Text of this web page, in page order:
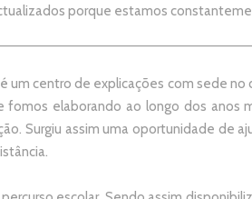
porque estamos
um centro de explicações com sede
elaborando ao longo dos anos
Surgiu assim uma oportunidade de